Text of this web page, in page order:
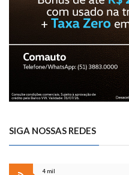
SIGA NOSSAS REDES
4 mil